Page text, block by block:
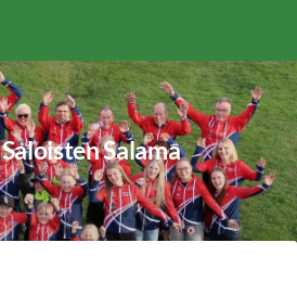
Saloisten Salama